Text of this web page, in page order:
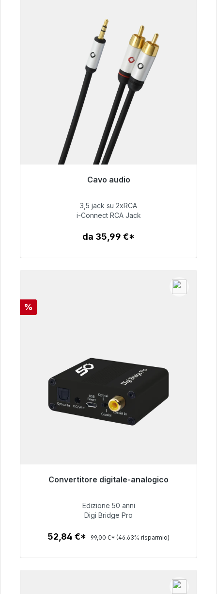
Cavo audio
Pronto per la spedizione immediata, tempo di
51,99 €
3,5 jack su 2xRCA
i-Connect RCA Jack
da 35,99 €*
Sconto
%
Convertitore digitale-analogico
Pronto per la spedizione immediata, tempo di
52,84 €
Edizione 50 anni
Digi Bridge Pro
52,84 €* 99,00 €* (46.63% risparmio)